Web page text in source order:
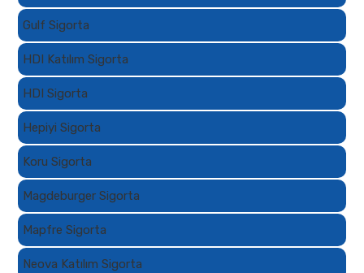
Gulf Sigorta
HDI Katılım Sigorta
HDI Sigorta
Hepiyi Sigorta
Koru Sigorta
Magdeburger Sigorta
Mapfre Sigorta
Neova Katılım Sigorta